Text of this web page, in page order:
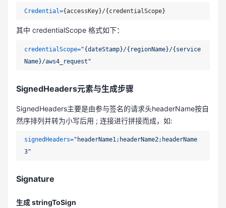
Credential=
其中 credentialScope 格式如下：
credentialScope="{dateStamp}/{regionName}/{service
Name}/aws4_request"
SignedHeaders元素与生成步骤
SignedHeaders主要是由参与签名的请求头headerName按自
然序排列并转为小写后用 ; 连接进行拼接而成，如:
signedHeaders="headerName1;headerName2;headerName
3"
Signature
生成 stringToSign